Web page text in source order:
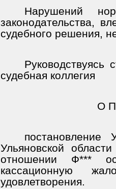
Нарушений
законодательства,
судебного решения,
судебная коллегия
О
постановление
Ульяновской
отношении Ф***
кассационную
удовлетворения.